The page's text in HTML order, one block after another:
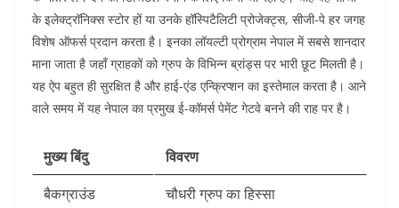
के इलेक्ट्रॉनिक्स स्टोर हों या उनके हॉस्पिटैलिटी प्रोजेक्ट्स, सीजी-पे हर जगह
विशेष ऑफर्स प्रदान करता है। इनका लॉयल्टी प्रोग्राम नेपाल में सबसे शानदार
माना जाता है जहाँ ग्राहकों को ग्रुप के विभिन्न ब्रांड्स पर भारी छूट मिलती है।
यह ऐप बहुत ही सुरक्षित है और हाई-एंड एन्क्रिप्शन का इस्तेमाल करता है। आने
वाले समय में यह नेपाल का प्रमुख ई-कॉमर्स पेमेंट गेटवे बनने की राह पर है।
मुख्य बिंदु
विवरण
बैकग्राउंड
चौधरी ग्रुप का हिस्सा